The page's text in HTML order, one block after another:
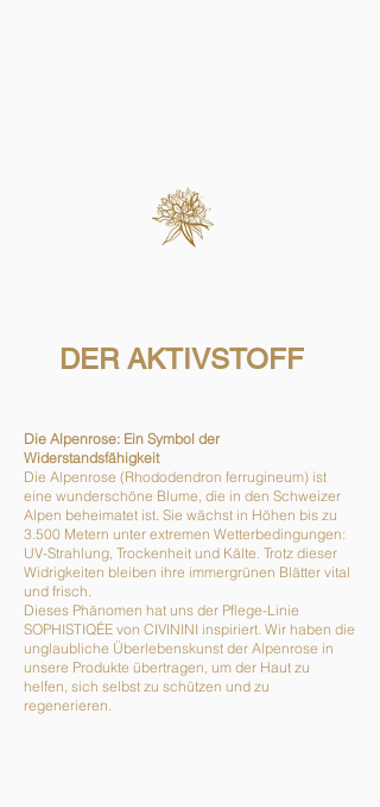
DER AKTIVSTOFF
Die Alpenrose: Ein Symbol der
Widerstandsfähigkeit
Die Alpenrose (Rhododendron ferrugineum) ist
eine wunderschöne Blume, die in den Schweizer
Alpen beheimatet ist. Sie wächst in Höhen bis zu
3.500 Metern unter extremen Wetterbedingungen:
UV-Strahlung, Trockenheit und Kälte. Trotz dieser
Widrigkeiten bleiben ihre immergrünen Blätter vital
und frisch.
Dieses Phänomen hat uns der Pflege-Linie
SOPHISTIQÉE von CIVININI inspiriert. Wir haben die
unglaubliche Überlebenskunst der Alpenrose in
unsere Produkte übertragen, um der Haut zu
helfen, sich selbst zu schützen und zu
regenerieren.